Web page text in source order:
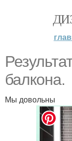
балкона.
Мы довольны